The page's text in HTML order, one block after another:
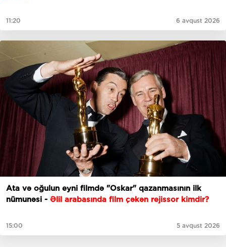
11:20 6 avqust 2026
Ata və oğulun eyni filmdə "Oskar" qazanmasının ilk
nümunəsi - Əlil arabasında film çəkən rejissor kimdir?
15:00 5 avqust 2026